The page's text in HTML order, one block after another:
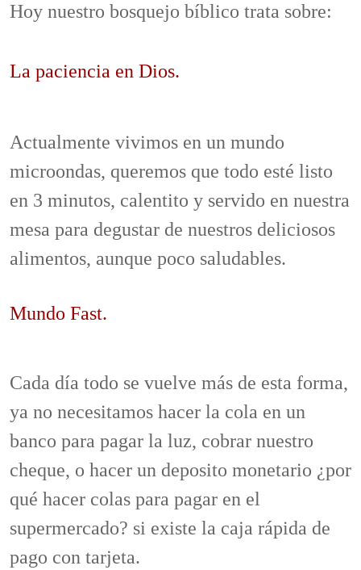
Hoy nuestro bosquejo bíblico trata sobre:
La paciencia en Dios.
Actualmente vivimos en un mundo
microondas, queremos que todo esté listo
en 3 minutos, calentito y servido en nuestra
mesa para degustar de nuestros deliciosos
alimentos, aunque poco saludables.
Mundo Fast.
Cada día todo se vuelve más de esta forma,
ya no necesitamos hacer la cola en un
banco para pagar la luz, cobrar nuestro
cheque, o hacer un deposito monetario ¿por
qué hacer colas para pagar en el
supermercado? si existe la caja rápida de
pago con tarjeta.